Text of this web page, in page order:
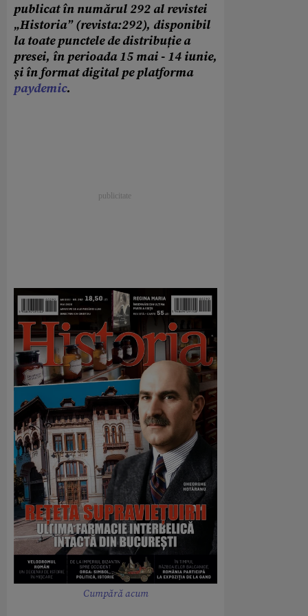
publicat în numărul 292 al revistei
„Historia” (revista:292), disponibil
la toate punctele de distribuție a
presei, în perioada 15 mai - 14 iunie,
și în format digital pe platforma
paydemic.
Cumpără acum